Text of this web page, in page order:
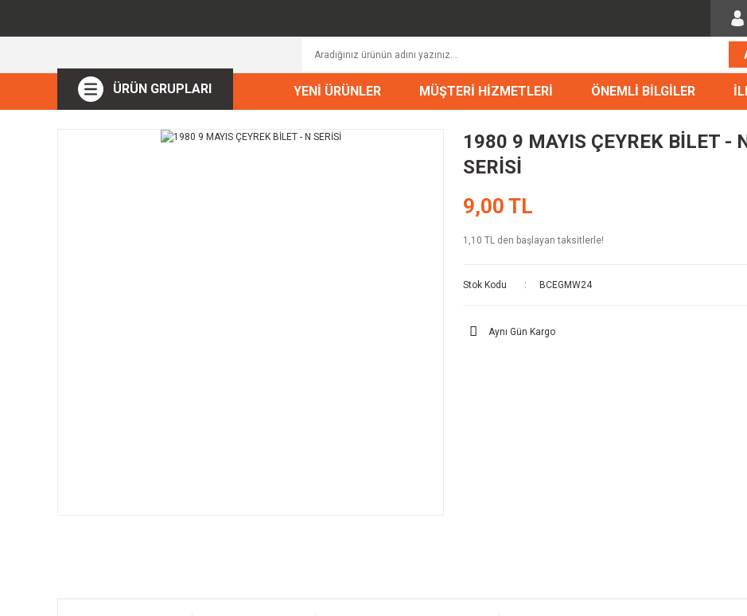
ÜRÜN GRUPLARI YENİ ÜRÜNLER MÜŞTERİ HİZMETLERİ ÖNEMLİ BİLGİLER
1980 9 MAYIS ÇEYREK BİLET -
SERİSİ
9,00 TL
1,10 TL den başlayan taksitlerle!
Stok Kodu BCEGMW24
Aynı Gün Kargo